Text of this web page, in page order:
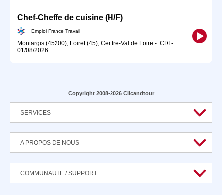
Chef-Cheffe de cuisine (H/F)
Emploi France Travail
Montargis (45200), Loiret (45), Centre-Val de Loire - CDI -
01/08/2026
Copyright 2008-2026 Clicandtour
SERVICES
A PROPOS DE NOUS
COMMUNAUTE / SUPPORT